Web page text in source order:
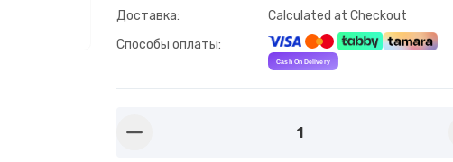
Доставка:
Calculated at Checkout
Способы оплаты:
1